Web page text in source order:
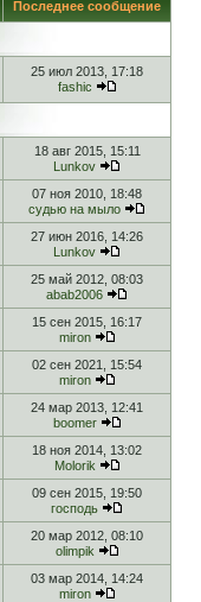
Последнее сообщение
25 июл 2013, 17:18
fashic
18 авг 2015, 15:11
Lunkov
07 ноя 2010, 18:48
судью на мыло
27 июн 2016, 14:26
Lunkov
25 май 2012, 08:03
abab2006
15 сен 2015, 16:17
miron
02 сен 2021, 15:54
miron
24 мар 2013, 12:41
boomer
18 ноя 2014, 13:02
Molorik
09 сен 2015, 19:50
господь
20 мар 2012, 08:10
olimpik
03 мар 2014, 14:24
miron